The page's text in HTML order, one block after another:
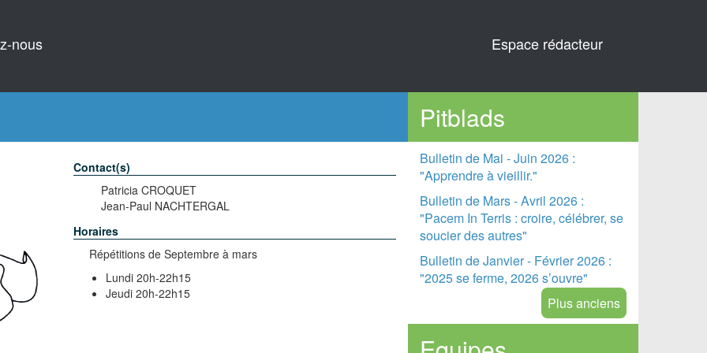
nous Espace rédacteur
Contact(s)
Patricia CROQUET
Jean-Paul NACHTERGAL
Horaires
Répétitions de Septembre à mars
Lundi 20h-22h15
Jeudi 20h-22h15
Pitblads
Bulletin de Mai - Juin 2026 :
"Apprendre à vieillir."
Bulletin de Mars - Avril 2026 :
"Pacem In Terris : croire, célébrer, se
soucier des autres"
Bulletin de Janvier - Février 2026 :
"2025 se ferme, 2026 s’ouvre"
Plus anciens